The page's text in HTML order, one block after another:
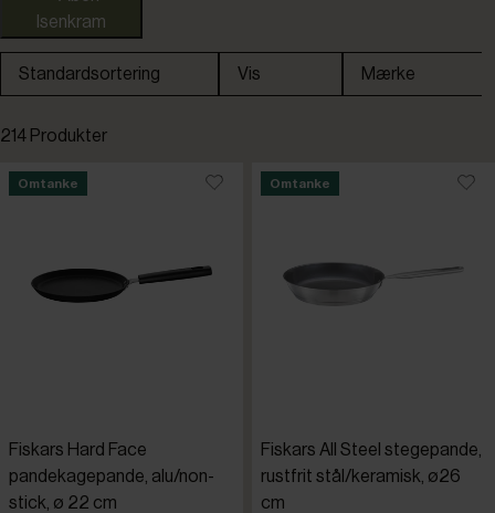
Isenkram
Standardsortering
Højeste pris
Vis
Fast lavpris
Mærke
APS
214 Produkter
Omtanke
Fiskars Hard Face
pandekagepande, alu/non-
stick, ø 22 cm
Omtanke
Fiskars All Steel stegepande,
rustfrit stål/keramisk, ø26
cm